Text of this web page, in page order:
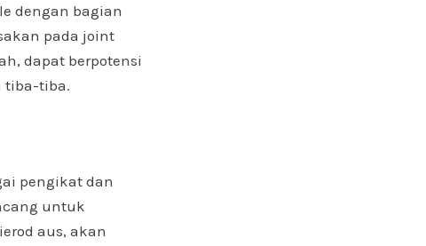
dengan bagian
pada joint
dapat berpotensi
tiba-tiba.
pengikat dan
untuk
aus, akan